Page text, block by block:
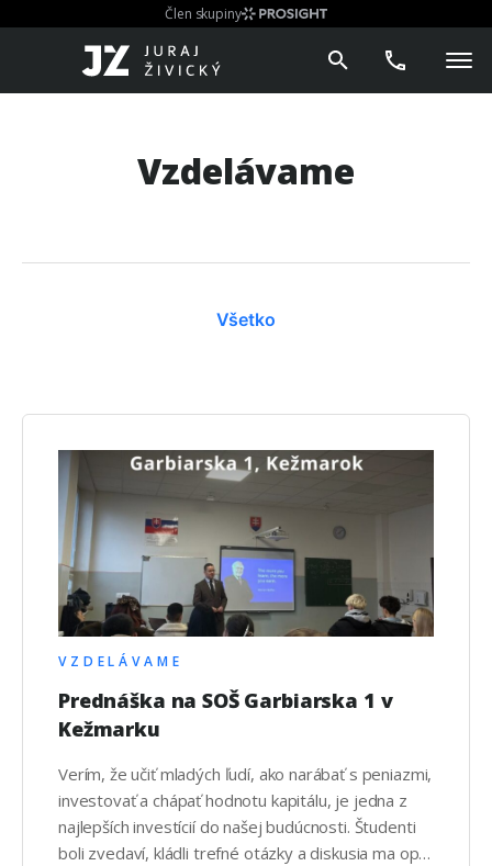
Člen skupiny
Vzdelávame
Všetko
VZDELÁVAME
Prednáška na SOŠ Garbiarska 1 v
Kežmarku
Verím, že učiť mladých ľudí, ako narábať s peniazmi,
investovať a chápať hodnotu kapitálu, je jedna z
najlepších investícií do našej budúcnosti. Študenti
boli zvedaví, kládli trefné otázky a diskusia ma opäť